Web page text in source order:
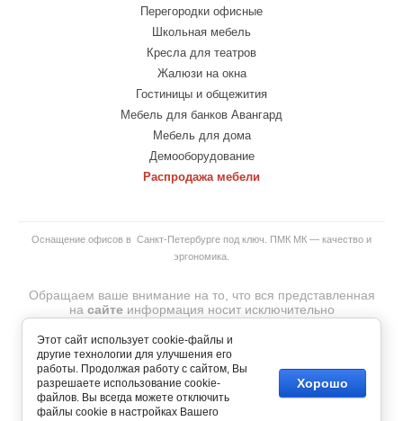
Перегородки офисные
Школьная мебель
Кресла для театров
Жалюзи на окна
Гостиницы и общежития
Мебель для банков Авангард
Мебель для дома
Демооборудование
Распродажа мебели
Оснащение офисов в Санкт-Петербурге под ключ. ПМК МК — качество и
эргономика.
Обращаем ваше внимание на то, что вся представленная
на сайтеинформация носит исключительно
условияхне является публичной
© 2007-2026 Copyright
ООО "ПМК МЕБЕЛЬНАЯ КОМПАНИЯ"— интернет-магазин
офисной и домашней мебели.
.
Этот сайт использует cookie-файлы и
другие технологии для улучшения его
работы. Продолжая работу с сайтом, Вы
разрешаете использование cookie-
файлов. Вы всегда можете отключить
файлы cookie в настройках Вашего
Хорошо